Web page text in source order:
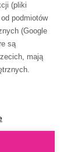
(pliki
podmiotów
(Google
są
mają